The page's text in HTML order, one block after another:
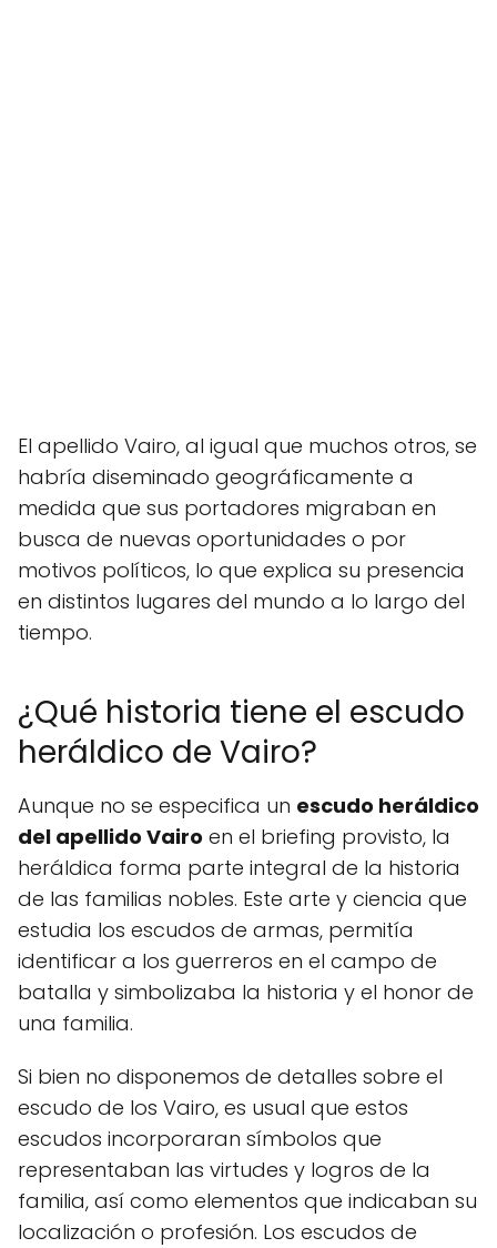
El apellido Vairo, al igual que muchos otros, se
habría diseminado geográficamente a
medida que sus portadores migraban en
busca de nuevas oportunidades o por
motivos políticos, lo que explica su presencia
en distintos lugares del mundo a lo largo del
tiempo.
¿Qué historia tiene el escudo
heráldico de Vairo?
Aunque no se especifica un escudo heráldico
del apellido Vairo en el briefing provisto, la
heráldica forma parte integral de la historia
de las familias nobles. Este arte y ciencia que
estudia los escudos de armas, permitía
identificar a los guerreros en el campo de
batalla y simbolizaba la historia y el honor de
una familia.
Si bien no disponemos de detalles sobre el
escudo de los Vairo, es usual que estos
escudos incorporaran símbolos que
representaban las virtudes y logros de la
familia, así como elementos que indicaban su
localización o profesión. Los escudos de